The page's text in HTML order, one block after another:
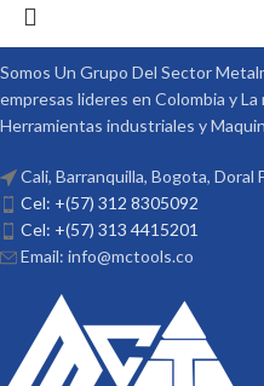
Somos Un Grupo Del Sector
empresas lideres en Colombia y
Herramientas industriales y
Cali, Barranquilla, Bogota, Doral
Cel: +(57) 312 8305092
Cel: +(57) 313 4415201
Email: info@mctools.co